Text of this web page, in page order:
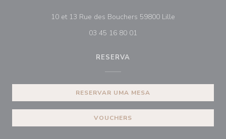
10 et 13 Rue des Bouchers 59800 Lille
03 45 16 80 01
RESERVA
RESERVAR UMA MESA
VOUCHERS